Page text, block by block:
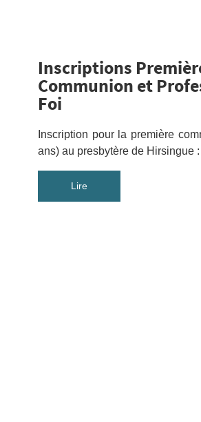
Inscriptions
Communion et
Foi
Inscription pour la première
ans) au presbytère de Hirsingue